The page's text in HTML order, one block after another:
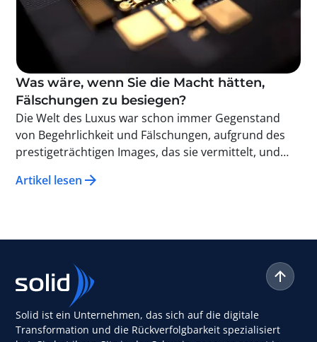
Was wäre, wenn Sie die Macht hätten,
Fälschungen zu besiegen?
Die Welt des Luxus war schon immer Gegenstand
von Begehrlichkeit und Fälschungen, aufgrund des
prestigeträchtigen Images, das sie vermittelt, und
Mitteln, die Fälscher einsetzen, werden Fälschungen
Echtheit eines Produkts müssen sich
modernen Welt gerecht zu werden. Ist das geschulte
menschliche Auge noch das einzige Mittel, um
zwischen echt und gefälscht zu unterscheiden? In
einer Welt, in der sich die verwendeten Technologien
ständig weiterentwickeln, ist es schwierig, eine
Artikel lesen
Solid ist ein Unternehmen, das sich auf die digitale
Transformation und die Rückverfolgbarkeit spezialisiert